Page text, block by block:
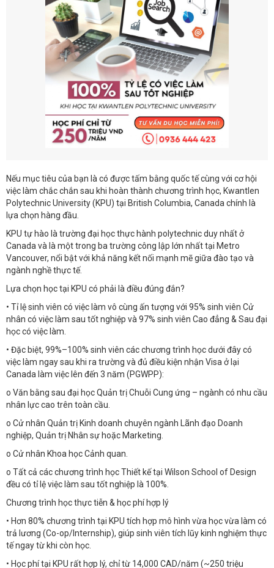
Nếu mục tiêu của bạn là có được tấm bằng quốc tế cùng với cơ hội
việc làm chắc chắn sau khi hoàn thành chương trình học, Kwantlen
Polytechnic University (KPU) tại British Columbia, Canada chính là
lựa chọn hàng đầu.
KPU tự hào là trường đại học thực hành polytechnic duy nhất ở
Canada và là một trong ba trường công lập lớn nhất tại Metro
Vancouver, nổi bật với khả năng kết nối mạnh mẽ giữa đào tạo và
ngành nghề thực tế.
Lựa chọn học tại KPU có phải là điều đúng đắn?
• Tỉ lệ sinh viên có việc làm vô cùng ấn tượng với 95% sinh viên Cử
nhân có việc làm sau tốt nghiệp và 97% sinh viên Cao đẳng & Sau đại
học có việc làm.
• Đặc biệt, 99%–100% sinh viên các chương trình học dưới đây có
việc làm ngay sau khi ra trường và đủ điều kiện nhận Visa ở lại
Canada làm việc lên đến 3 năm (PGWPP):
o Văn bằng sau đại học Quản trị Chuỗi Cung ứng – ngành có nhu cầu
nhân lực cao trên toàn cầu.
o Cử nhân Quản trị Kinh doanh chuyên ngành Lãnh đạo Doanh
nghiệp, Quản trị Nhân sự hoặc Marketing.
o Cử nhân Khoa học Cảnh quan.
o Tất cả các chương trình học Thiết kế tại Wilson School of Design
đều có tỉ lệ việc làm sau tốt nghiệp là 100%.
Chương trình học thực tiễn & học phí hợp lý
• Hơn 80% chương trình tại KPU tích hợp mô hình vừa học vừa làm có
trả lương (Co-op/Internship), giúp sinh viên tích lũy kinh nghiệm thực
tế ngay từ khi còn học.
• Học phí tại KPU rất hợp lý, chỉ từ 14,000 CAD/năm (~250 triệu